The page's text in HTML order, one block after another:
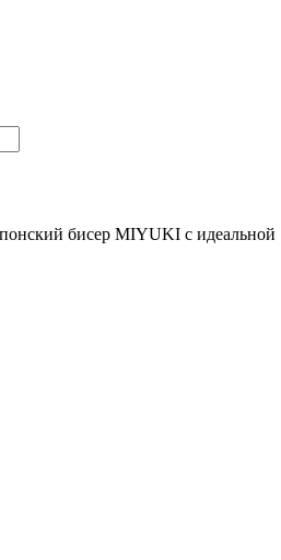
бисер MIYUKI с идеальной